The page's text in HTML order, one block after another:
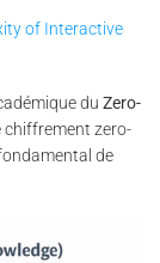
of Interactive
du Zero-
chiffrement zero-
de